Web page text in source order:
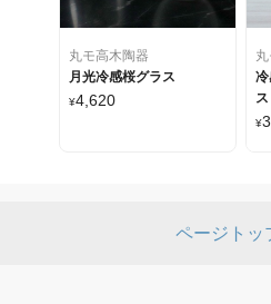
丸モ高木陶器
月光冷感桜グラス
¥4,620
冷
ト
¥
ページトッ